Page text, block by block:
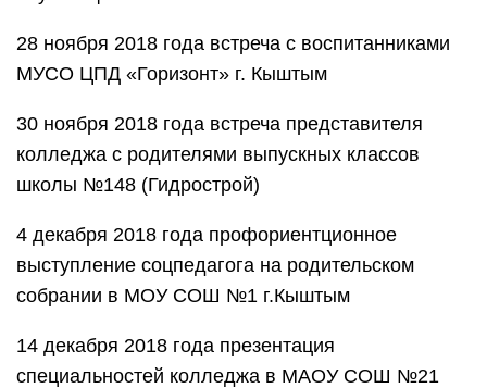
28 ноября 2018 года встреча с воспитанниками
МУСО ЦПД «Горизонт» г. Кыштым
30 ноября 2018 года встреча представителя
колледжа с родителями выпускных классов
школы №148 (Гидрострой)
4 декабря 2018 года профориентционное
выступление соцпедагога на родительском
собрании в МОУ СОШ №1 г.Кыштым
14 декабря 2018 года презентация
специальностей колледжа в МАОУ СОШ №21